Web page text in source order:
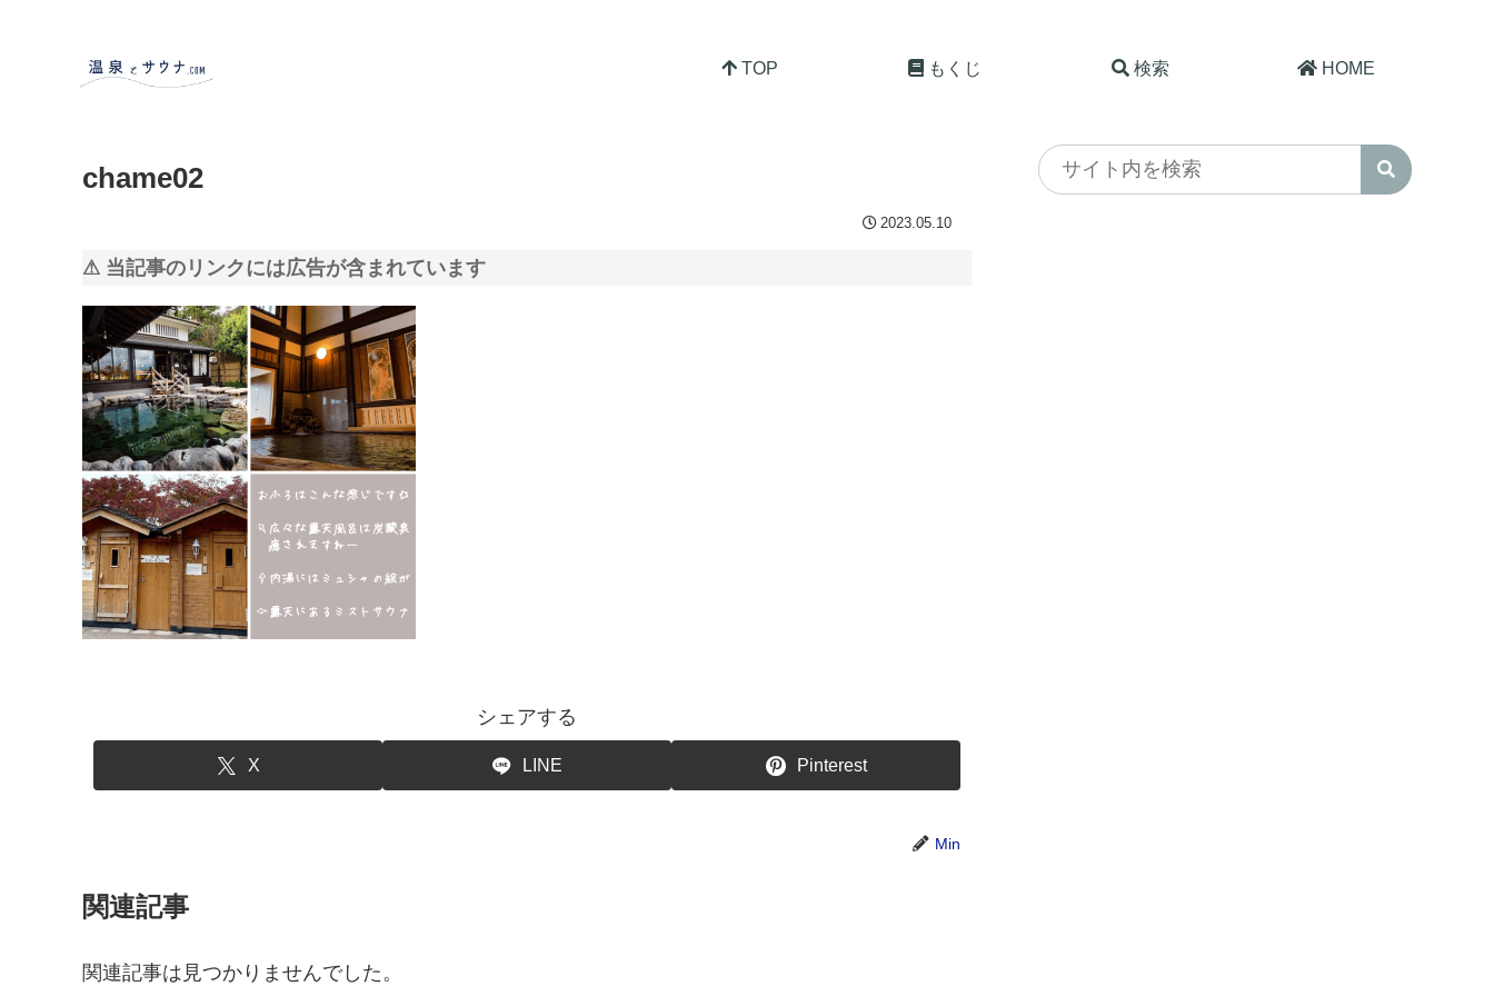
TOP もくじ 検索 HOME
chame02
2023.05.10
⚠ 当記事のリンクには広告が含まれています
シェアする
X LINE Pinterest
Min
関連記事
関連記事は見つかりませんでした。